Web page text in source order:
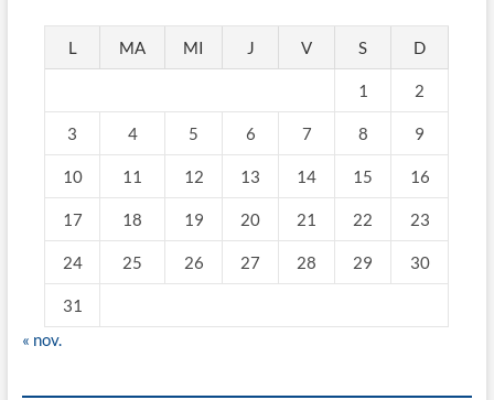
L MA MI J V S D
1 2
3 4 5 6 7 8 9
10 11 12 13 14 15 16
17 18 19 20 21 22 23
24 25 26 27 28 29 30
31
« nov.